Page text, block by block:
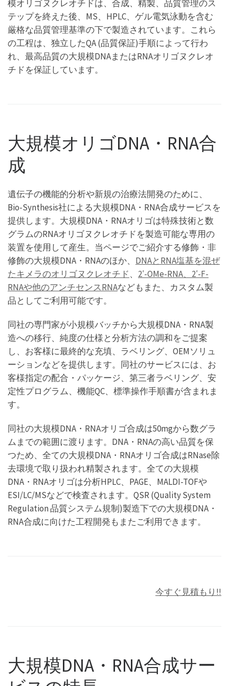
模オリゴヌクレオチドは、合成、精製、品質管理のス
テップを終えた後、MS、HPLC、ゲル電気泳動を含む
厳格な品質管理基準の下で製造されています。これら
の工程は、独立したQA (品質保証)手順によって行わ
れ、最高品質の大規模DNAまたはRNAオリゴヌクレオ
チドを保証しています。
大規模オリゴDNA・RNA合
成
遺伝子の機能的分析や新規の治療法開発のために、
Bio-Synthesis社による大規模DNA・RNA合成サービスを
提供します。大規模DNA・RNAオリゴは特殊技術と数
グラムのRNAオリゴヌクレオチドを製造可能な専用の
装置を使用して産生。当ページでご紹介する修飾・非
修飾の大規模DNA・RNAのほか、 DNAとRNA塩基を混ぜ
たキメラのオリゴヌクレオチド、 2′-OMe-RNA、2′-F-
RNAや他のアンチセンスRNAなどもまた、カスタム製
品としてご利用可能です。
同社の専門家が小規模バッチから大規模DNA・RNA製
造への移行、純度の仕様と分析方法の調和をご提案
し、お客様に最終的な充填、ラベリング、OEMソリュ
ーションなどを提供します。同社のサービスには、お
客様指定の配合・パッケージ、第三者ラベリング、安
定性プログラム、機能QC、標準操作手順書が含まれま
す。
同社の大規模DNA・RNAオリゴ合成は50mgから数グラ
ムまでの範囲に渡ります。DNA・RNAの高い品質を保
つため、全ての大規模DNA・RNAオリゴ合成はRNase除
去環境で取り扱われ精製されます。全ての大規模
DNA・RNAオリゴは分析HPLC、PAGE、MALDI-TOFや
ESI/LC/MSなどで検査されます。QSR (Quality System
Regulation 品質システム規制)製造下での大規模DNA・
RNA合成に向けた工程開発もまたご利用できます。
今すぐ見積もり!!
大規模DNA・RNA合成サー